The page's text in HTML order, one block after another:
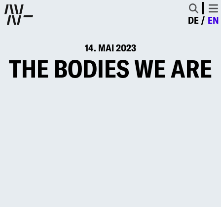
DE EN
14. MAI 2023
THE BODIES WE ARE